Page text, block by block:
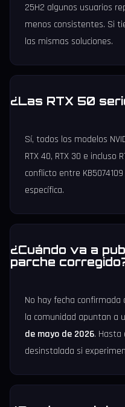
25H2 algunos usuarios
menos consistentes. Si
las mismas soluciones.
¿Las RTX 50
Sí, todos los modelos
RTX 40, RTX 30 e incluso
conflicto entre
específica.
¿Cuándo va a
parche
No hay fecha
la comunidad apuntan a
de mayo de 2026. Hasta
desinstalada si